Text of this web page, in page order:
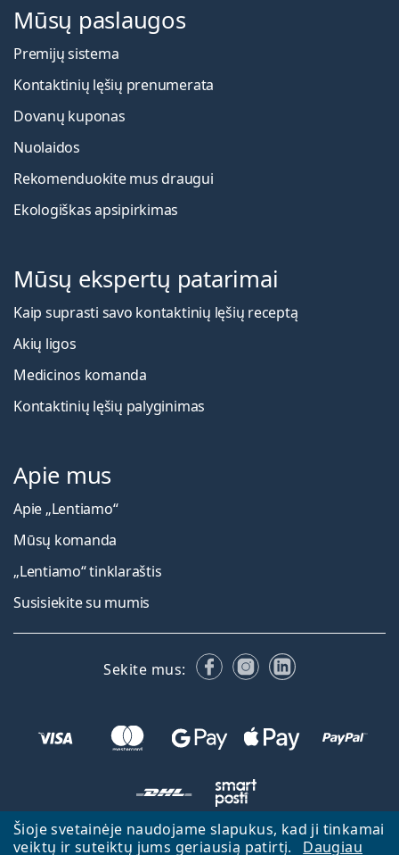
Šioje svetainėje naudojame slapukus, kad ji tinkamai
veiktų ir suteiktų jums geriausią patirtį.
Daugiau
Mūsų paslaugos
Premijų sistema
Kontaktinių lęšių prenumerata
Dovanų kuponas
Nuolaidos
Rekomenduokite mus draugui
Ekologiškas apsipirkimas
Mūsų ekspertų patarimai
Kaip suprasti savo kontaktinių lęšių receptą
Akių ligos
Medicinos komanda
Kontaktinių lęšių palyginimas
Apie mus
Apie „Lentiamo“
Mūsų komanda
„Lentiamo“ tinklaraštis
Susisiekite su mumis
Sekite mus: FacebookInstagram
LinkedIn
Atgal į pagrindinį puslapį Eiti aukštyn